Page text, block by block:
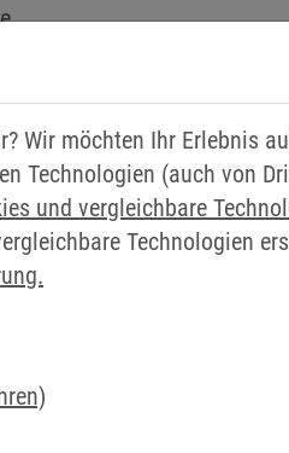
Motordrossel und
Wir möchten Ihr Erlebnis
Technologien (auch von
und vergleichbare
Technologien